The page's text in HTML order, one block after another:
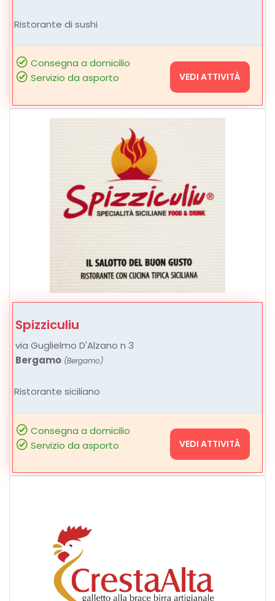
Ristorante di sushi
Consegna a domicilio
Servizio da asporto
VEDI ATTIVITÀ
Spizziculiu
via Guglielmo D'Alzano n 3
Bergamo (Bergamo)
Ristorante siciliano
Consegna a domicilio
Servizio da asporto
VEDI ATTIVITÀ